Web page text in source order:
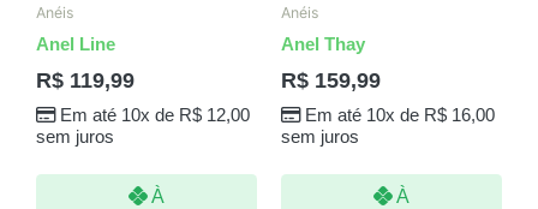
Anéis
Anel Line
R$ 119,99
Em até 10x de R$12,00
sem juros
À
As
podem
Anéis
Anel Thay
R$ 159,99
Em até 10x de R$16,00
sem juros
À